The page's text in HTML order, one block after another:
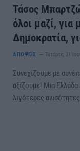
Τάσος
όλοι μαζί, για
Δημοκρατία,
ΑΠΟΨΕΙΣ Τετάρτη, 21
Συνεχίζουμε με
αξίζουμε! Μια
λιγότερες